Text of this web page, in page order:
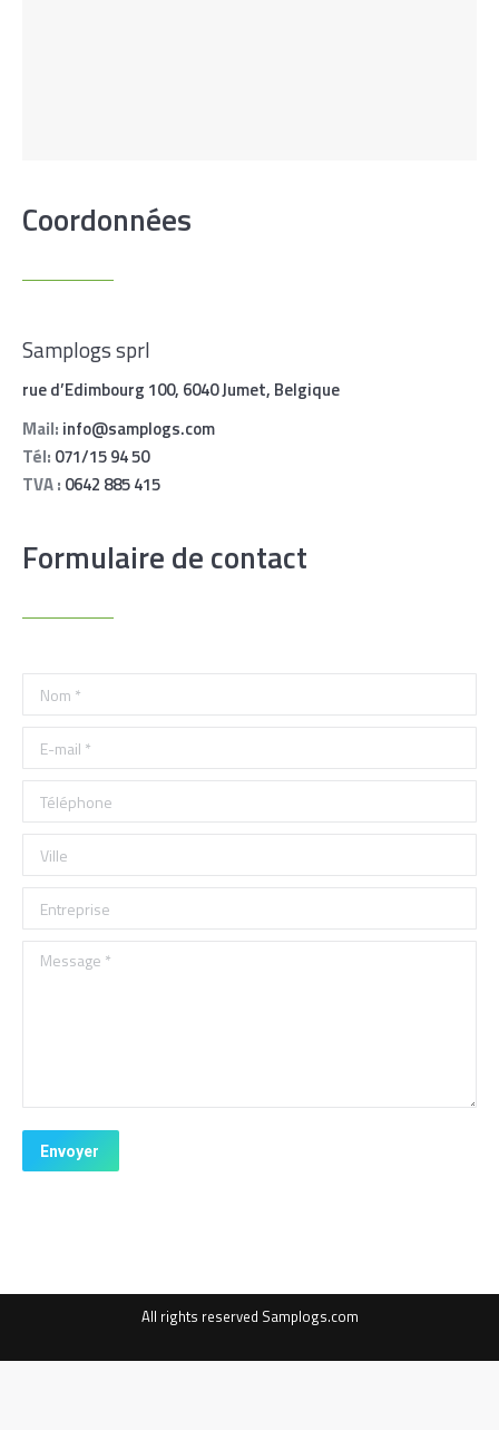
Coordonnées
Samplogs sprl
rue d’Edimbourg 100, 6040 Jumet, Belgique
Mail: info@samplogs.com
Tél: 071/15 94 50
TVA : 0642 885 415
Formulaire de contact
Nom *
E-mail *
Téléphone
Ville
Entreprise
Message *
Envoyer
All rights reserved Samplogs.com